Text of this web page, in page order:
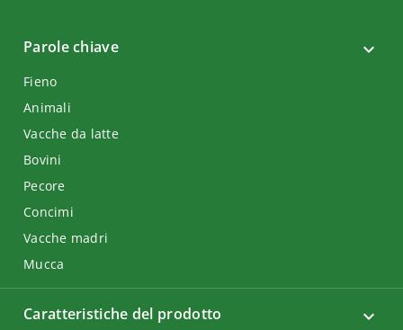
Parole chiave
Fieno
Animali
Vacche da latte
Bovini
Pecore
Concimi
Vacche madri
Mucca
Caratteristiche del prodotto